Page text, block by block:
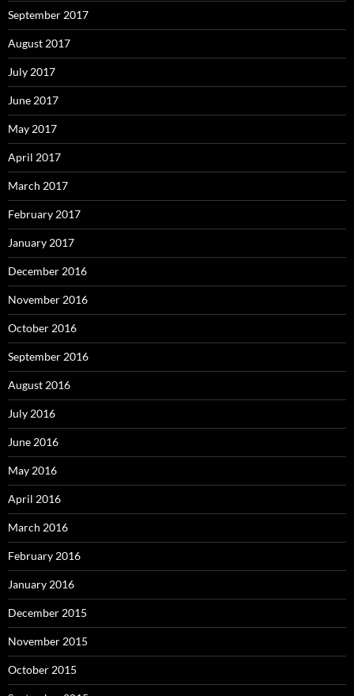
September 2017
August 2017
July 2017
June 2017
May 2017
April 2017
March 2017
February 2017
January 2017
December 2016
November 2016
October 2016
September 2016
August 2016
July 2016
June 2016
May 2016
April 2016
March 2016
February 2016
January 2016
December 2015
November 2015
October 2015